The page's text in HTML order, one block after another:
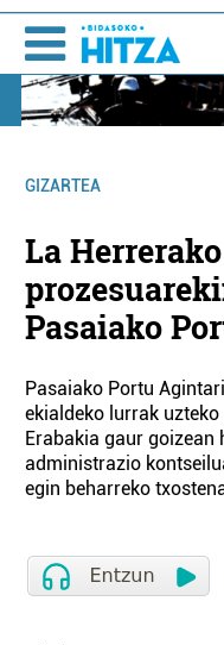
GIZARTEA
La
Pasaiako
Pasaiako Portu
ekialdeko lurrak
Erabakia gaur
administrazio
egin beharreko